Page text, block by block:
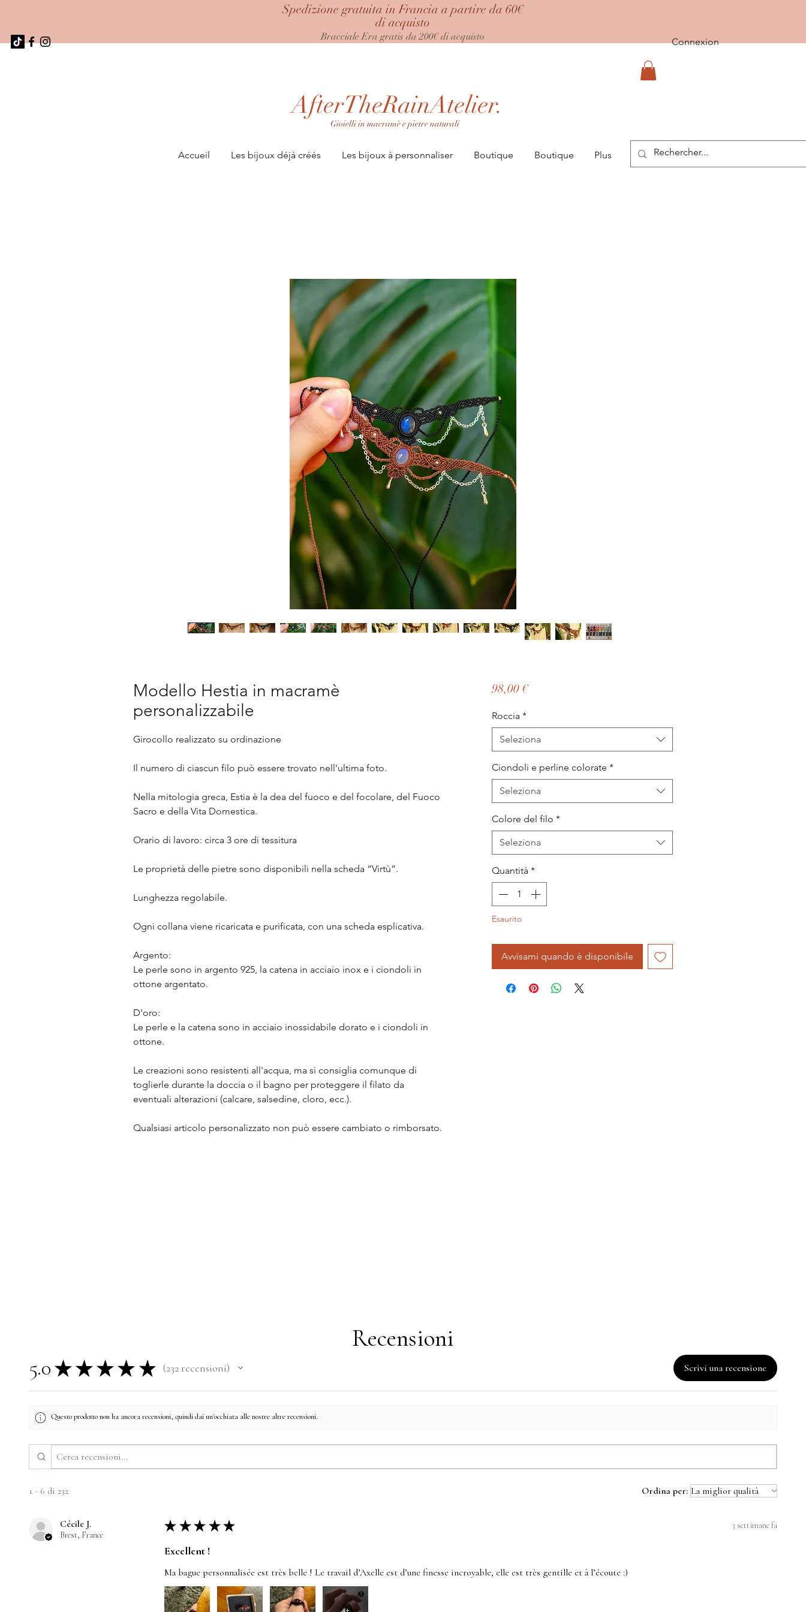
Connexion
Spedizione gratuita in Francia a partire da 60€
di acquisto
Bracciale Era gratis da 200€ di acquisto
AfterTheRainAtelier.
Gioielli in macramè e pietre naturali
Accueil Les bijoux déjà créés Les bijoux à personnaliser Boutique Boutique Plus
Modello Hestia in macramè
personalizzabile
Girocollo realizzato su ordinazione
Il numero di ciascun filo può essere trovato nell'ultima foto.
Nella mitologia greca, Estia è la dea del fuoco e del focolare, del Fuoco
Sacro e della Vita Domestica.
Orario di lavoro: circa 3 ore di tessitura
Le proprietà delle pietre sono disponibili nella scheda “Virtù”.
Lunghezza regolabile.
Ogni collana viene ricaricata e purificata, con una scheda esplicativa.
Argento:
Le perle sono in argento 925, la catena in acciaio inox e i ciondoli in
ottone argentato.
D'oro:
Le perle e la catena sono in acciaio inossidabile dorato e i ciondoli in
ottone.
Le creazioni sono resistenti all'acqua, ma si consiglia comunque di
toglierle durante la doccia o il bagno per proteggere il filato da
eventuali alterazioni (calcare, salsedine, cloro, ecc.).
Qualsiasi articolo personalizzato non può essere cambiato o rimborsato.
98,00 €Prezzo
Roccia *
Seleziona
Ciondoli e perline colorate *
Seleziona
Colore del filo *
Seleziona
Quantità *
Esaurito
Avvisami quando è disponibile
Recensioni
5.0 ★ ★ ★ ★ ★ 232recensioni
232 Scrivi una recensione
Questo prodotto non ha ancora recensioni, quindi dai un'occhiata alle nostre altre recensioni.
1 - 6 di 232 Ordina per:
Cécile J.
Brest, France
★ ★ ★ ★ ★ 3 settimane fa
Excellent !
Ma bague personnalisée est très belle ! Le travail d’Axelle est d’une finesse incroyable, elle est très gentille et à l’écoute :)
4+